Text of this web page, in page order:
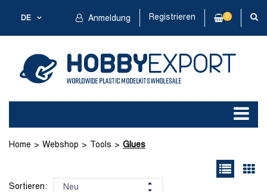
DE Anmeldung Registrieren 0
Home Webshop Tools Glues
Sortieren: